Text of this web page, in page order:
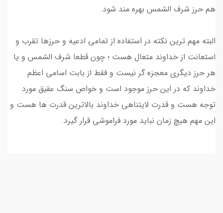
هم حرز شرف الشمس بهره مند شود.
البته مهم ترین نکته در استفاده از تمامی ادعیه و حرزها تقرب و
استعانت از خداوند متعال هست ؛ چون قطعا شرف الشمس و یا
هر حرز دیگری معجزه گر نیست و فقط از بابت اسامی اعظم
خداوند که در این حرز موجود است و خواص سنگ عقیق مورد
توجه هست و قدرت لایتناهی خداوند بالاترین قدرت ها هست و
این مهم هیچ زمان نباید مورد فراموشی قرار گیرد.